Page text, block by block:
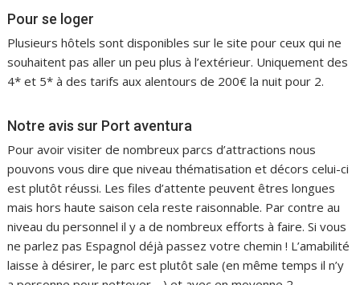
Pour se loger
Plusieurs hôtels sont disponibles sur le site pour ceux qui ne
souhaitent pas aller un peu plus à l’extérieur. Uniquement des
4* et 5* à des tarifs aux alentours de 200€ la nuit pour 2.
Notre avis sur Port aventura
Pour avoir visiter de nombreux parcs d’attractions nous
pouvons vous dire que niveau thématisation et décors celui-ci
est plutôt réussi. Les files d’attente peuvent êtres longues
mais hors haute saison cela reste raisonnable. Par contre au
niveau du personnel il y a de nombreux efforts à faire. Si vous
ne parlez pas Espagnol déjà passez votre chemin ! L’amabilité
laisse à désirer, le parc est plutôt sale (en même temps il n’y